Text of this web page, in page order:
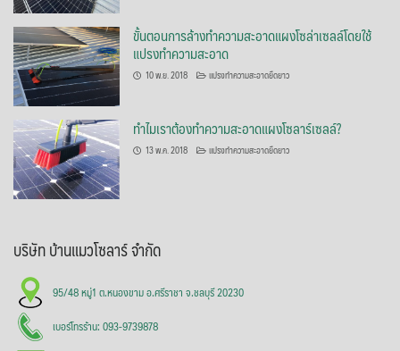
ขั้นตอนการล้างทำความสะอาดแผงโซล่าเซลล์โดยใช้
แปรงทำความสะอาด
10 พ.ย. 2018 แปรงทำความสะอาดยืดยาว
ทำไมเราต้องทำความสะอาดแผงโซลาร์เซลล์?
13 พ.ค. 2018 แปรงทำความสะอาดยืดยาว
บริษัท บ้านแมวโซลาร์ จำกัด
95/48 หมู่1 ต.หนองขาม อ.ศรีราชา จ.ชลบุรี 20230
เบอร์โทรร้าน: 093-9739878